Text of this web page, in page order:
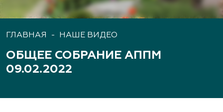
ГЛАВНАЯ - НАШE ВИДЕО
ОБЩЕЕ СОБРАНИЕ АППМ
09.02.2022